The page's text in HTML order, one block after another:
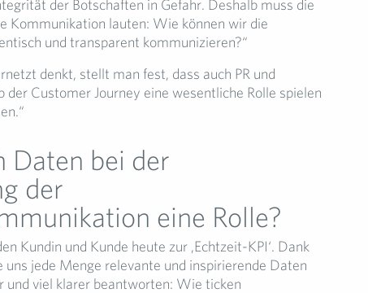
der Botschaften in Gefahr. Deshalb muss die
Kommunikation lauten: Wie können wir die
und transparent kommunizieren?“
denkt, stellt man fest, dass auch PR und
Customer Journey eine wesentliche Rolle spielen
Daten bei der
der
eine Rolle?
Kundin und Kunde heute zur ‚Echtzeit-KPI‘. Dank
uns jede Menge relevante und inspirierende Daten
und viel klarer beantworten: Wie ticken